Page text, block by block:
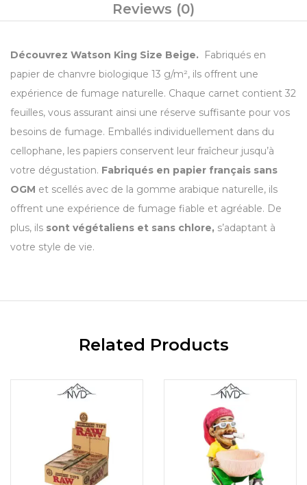
Reviews (0)
Découvrez Watson King Size Beige.
Fabriqués en
papier de chanvre biologique 13 g/m², ils offrent une
expérience de fumage naturelle. Chaque carnet contient 32
feuilles, vous assurant ainsi une réserve suffisante pour vos
besoins de fumage. Emballés individuellement dans du
cellophane, les papiers conservent leur fraîcheur jusqu’à
votre dégustation. Fabriqués en papier français sans
OGM et scellés avec de la gomme arabique naturelle, ils
offrent une expérience de fumage fiable et agréable. De
plus, ils sont végétaliens et sans chlore, s’adaptant à
votre style de vie.
Related Products